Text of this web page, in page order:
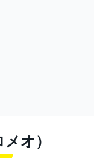
オ）